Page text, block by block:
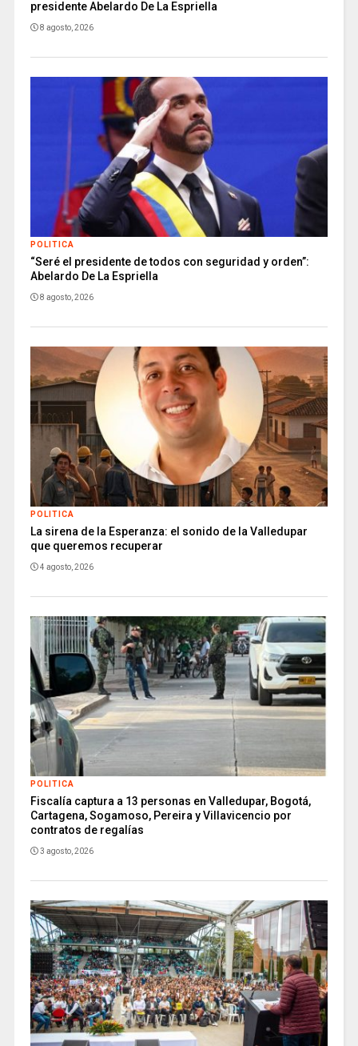
presidente Abelardo De La Espriella
8 agosto, 2026
POLITICA
“Seré el presidente de todos con seguridad y orden”:
Abelardo De La Espriella
8 agosto, 2026
POLITICA
La sirena de la Esperanza: el sonido de la Valledupar
que queremos recuperar
4 agosto, 2026
POLITICA
Fiscalía captura a 13 personas en Valledupar, Bogotá,
Cartagena, Sogamoso, Pereira y Villavicencio por
contratos de regalías
3 agosto, 2026